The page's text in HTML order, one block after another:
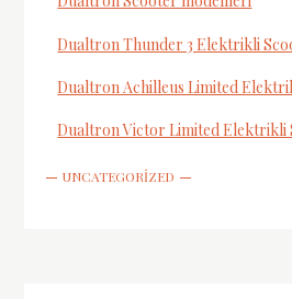
Dualtron Thunder 3 Elektrikli
Dualtron Achilleus Limited
Dualtron Victor Limited Elektrikli
UNCATEGORIZED